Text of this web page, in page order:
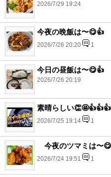
2026/7/29 19:24
今夜の晩飯は〜😋👍
2026/7/26 20:20 1
今日の昼飯は〜😋👍
2026/7/26 20:19
素晴らしい
2026/7/25 19:14 1
今夜のツマミは〜😋
2026/7/24 19:51 1